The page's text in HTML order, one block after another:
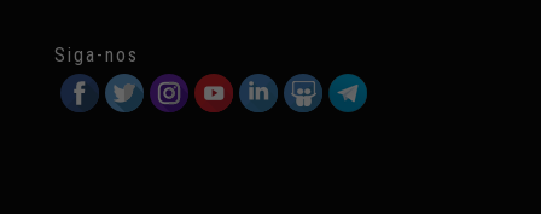
Siga-nos